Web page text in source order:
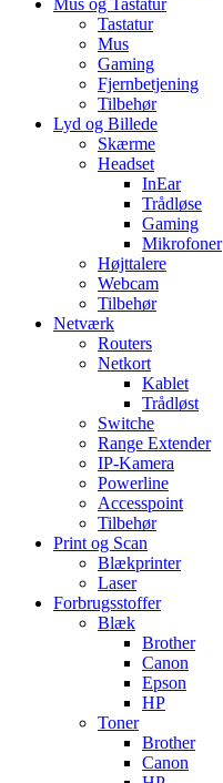
Mus og Tastatur
Tastatur
Mus
Gaming
Fjernbetjening
Tilbehør
Lyd og Billede
Skærme
Headset
InEar
Trådløse
Gaming
Mikrofoner
Højttalere
Webcam
Tilbehør
Netværk
Routers
Netkort
Kablet
Trådløst
Switche
Range Extender
IP-Kamera
Powerline
Accesspoint
Tilbehør
Print og Scan
Blækprinter
Laser
Forbrugsstoffer
Blæk
Brother
Canon
Epson
HP
Toner
Brother
Canon